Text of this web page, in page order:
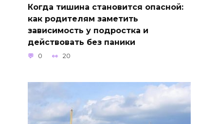
Когда тишина становится опасной:
как родителям заметить
зависимость у подростка и
действовать без паники
0 20